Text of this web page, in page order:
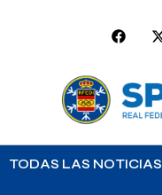
TODAS LAS NOTICIAS